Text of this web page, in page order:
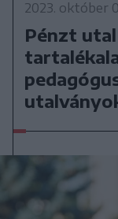
2023. október
Pénzt